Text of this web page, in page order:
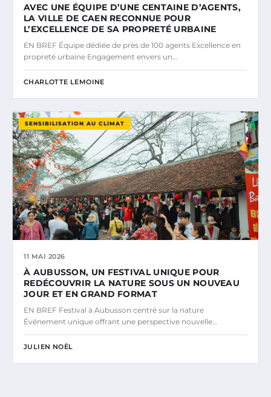
AVEC UNE ÉQUIPE D’UNE CENTAINE D’AGENTS,
LA VILLE DE CAEN RECONNUE POUR
L’EXCELLENCE DE SA PROPRETÉ URBAINE
EN BREF Équipe dédiée de près de 100 agents Excellence en
propreté urbaine Engagement envers un…
CHARLOTTE LEMOINE
SENSIBILISATION AU CLIMAT
11 MAI 2026
À AUBUSSON, UN FESTIVAL UNIQUE POUR
REDÉCOUVRIR LA NATURE SOUS UN NOUVEAU
JOUR ET EN GRAND FORMAT
EN BREF Festival à Aubusson centré sur la nature
Événement unique offrant une perspective nouvelle…
JULIEN NOËL